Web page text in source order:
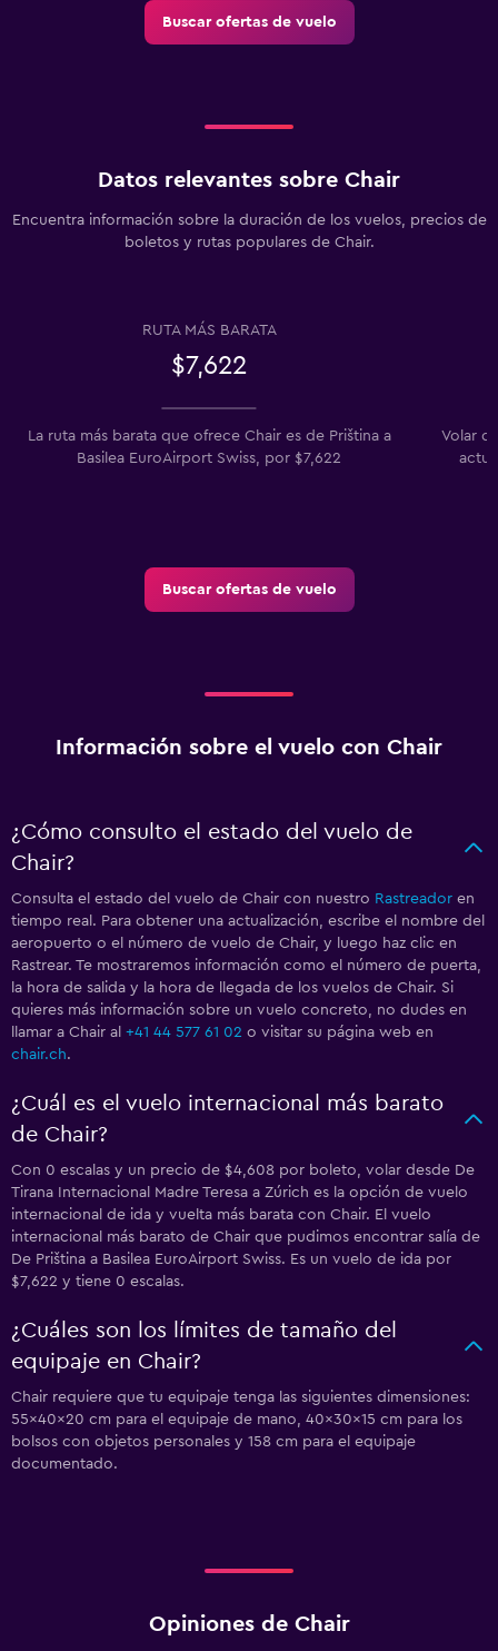
Buscar ofertas de vuelo
Datos relevantes sobre Chair
Encuentra información sobre la duración de los vuelos, precios de
boletos y rutas populares de Chair.
RUTA MÁS BARATA
$7,622
La ruta más barata que ofrece Chair es de Priština a
Basilea EuroAirport Swiss, por $7,622
Volar
Buscar ofertas de vuelo
Información sobre el vuelo con Chair
¿Cómo consulto el estado del vuelo de
Chair?
Consulta el estado del vuelo de Chair con nuestro Rastreador en
tiempo real. Para obtener una actualización, escribe el nombre del
aeropuerto o el número de vuelo de Chair, y luego haz clic en
Rastrear. Te mostraremos información como el número de puerta,
la hora de salida y la hora de llegada de los vuelos de Chair. Si
quieres más información sobre un vuelo concreto, no dudes en
llamar a Chair al +41 44 577 61 02 o visitar su página web en
chair.ch.
¿Cuál es el vuelo internacional más barato
de Chair?
Con 0 escalas y un precio de $4,608 por boleto, volar desde De
Tirana Internacional Madre Teresa a Zúrich es la opción de vuelo
internacional de ida y vuelta más barata con Chair. El vuelo
internacional más barato de Chair que pudimos encontrar salía de
De Priština a Basilea EuroAirport Swiss. Es un vuelo de ida por
$7,622 y tiene 0 escalas.
¿Cuáles son los límites de tamaño del
equipaje en Chair?
Chair requiere que tu equipaje tenga las siguientes dimensiones:
55x40x20 cm para el equipaje de mano, 40x30x15 cm para los
bolsos con objetos personales y 158 cm para el equipaje
documentado.
Opiniones de Chair